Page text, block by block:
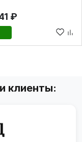
₽
клиенты: